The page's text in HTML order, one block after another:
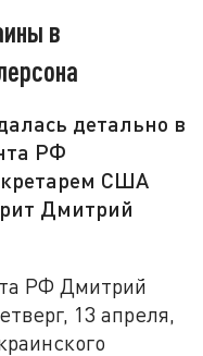
в
детально в
РФ
США
Дмитрий
РФ Дмитрий
13 апреля,